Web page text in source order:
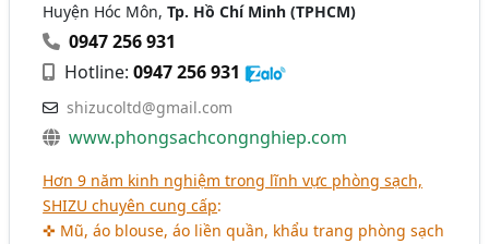
Huyện Hóc Môn,Tp. Hồ Chí Minh (TPHCM)
0947 256 931
Hotline:0947 256 931
shizucoltd@gmail.com
www.phongsachcongnghiep.com
Hơn 9 năm kinh nghiệm trong lĩnh vực phòng sạch,
SHIZU chuyên cung cấp:
✜ Mũ, áo blouse, áo liền quần, khẩu trang phòng sạch